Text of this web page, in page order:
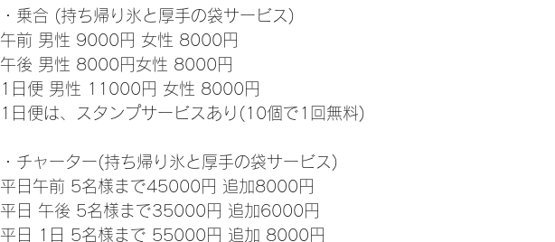
・乗合 (持ち帰り氷と厚手の袋サービス)
午前 男性 9000円 女性 8000円
午後 男性 8000円女性 8000円
1日便 男性 11000円 女性 8000円
1日便は、スタンプサービスあり(10個で1回無料)
・チャーター(持ち帰り氷と厚手の袋サービス)
平日午前 5名様まで45000円 追加8000円
平日 午後 5名様まで35000円 追加6000円
平日 1日 5名様まで 55000円 追加 8000円